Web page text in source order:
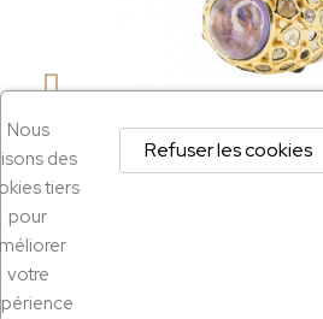
Nous
des
tiers
pour
votre
Refuser les cookies